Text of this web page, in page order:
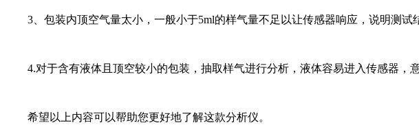
3、包装内顶空气量太小，一般小于5ml的样气量不足以让传感器响应，说明测试
4.对于含有液体且顶空较小的包装，抽取样气进行分析，液体容易进入传感器，意
希望以上内容可以帮助您更好地了解这款分析仪。